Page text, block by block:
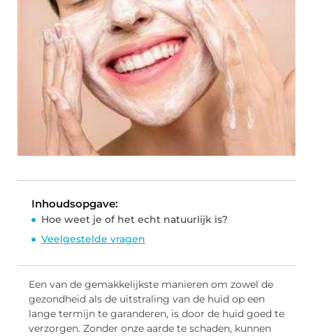
Inhoudsopgave:
Hoe weet je of het echt natuurlijk is?
Veelgestelde vragen
Een van de gemakkelijkste manieren om zowel de
gezondheid als de uitstraling van de huid op een
lange termijn te garanderen, is door de huid goed te
verzorgen. Zonder onze aarde te schaden, kunnen